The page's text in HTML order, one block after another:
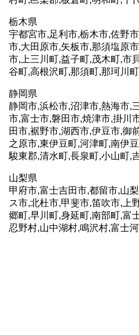
栃木県
宇都宮市,足利市,栃木市,佐野
市,大田原市,矢板市,那須塩原
市,上三川町,益子町,茂木町,市
谷町,高根沢町,那須町,那珂川町
静岡県
静岡市,浜松市,沼津市,熱海市,
市,富士市,磐田市,焼津市,掛川
田市,裾野市,湖西市,伊豆市,御
之原市,東伊豆町,河津町,南伊
駿東郡,清水町,長泉町,小山町,
山梨県
甲府市,富士吉田市,都留市,山
ス市,北杜市,甲斐市,笛吹市,上
郷町,早川町,身延町,南部町,富
忍野村,山中湖村,鳴沢村,富士